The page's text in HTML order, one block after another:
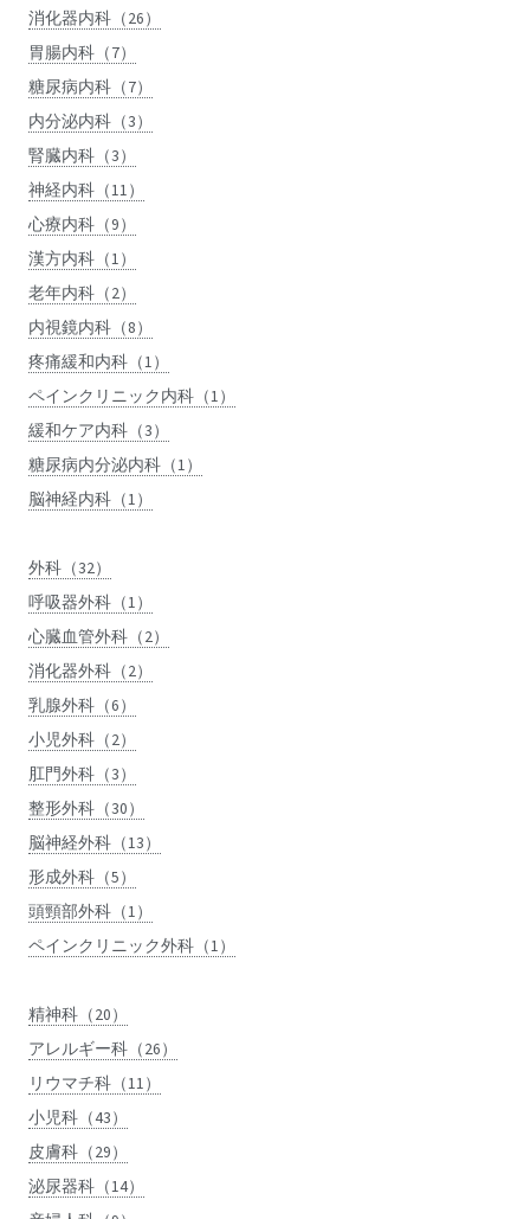
消化器内科（26）
胃腸内科（7）
糖尿病内科（7）
内分泌内科（3）
腎臓内科（3）
神経内科（11）
心療内科（9）
漢方内科（1）
老年内科（2）
内視鏡内科（8）
疼痛緩和内科（1）
ペインクリニック内科（1）
緩和ケア内科（3）
糖尿病内分泌内科（1）
脳神経内科（1）
外科（32）
呼吸器外科（1）
心臓血管外科（2）
消化器外科（2）
乳腺外科（6）
小児外科（2）
肛門外科（3）
整形外科（30）
脳神経外科（13）
形成外科（5）
頭頸部外科（1）
ペインクリニック外科（1）
精神科（20）
アレルギー科（26）
リウマチ科（11）
小児科（43）
皮膚科（29）
泌尿器科（14）